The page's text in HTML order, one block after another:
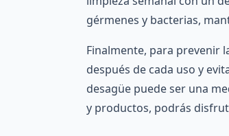
gérmenes y bacterias,
Finalmente, para prevenir
después de cada uso y
desagüe puede ser una
y productos, podrás